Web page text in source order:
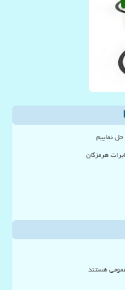
نماییم
هرمزگان
هستند